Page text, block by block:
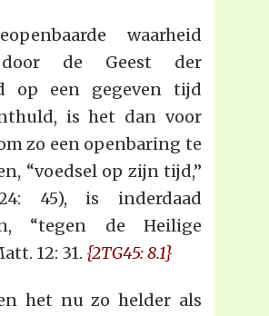
waarheid
de Geest der
op een gegeven tijd
is het dan voor
zo een openbaring te
“voedsel op zijn tijd,”
45), is inderdaad
“tegen de Heilige
12: 31. {2TG45: 8.1}
het nu zo helder als